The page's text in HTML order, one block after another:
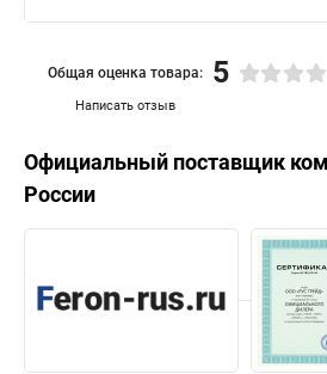
Написать отзыв
Общая оценка товара: 5
Официальный поставщик
России